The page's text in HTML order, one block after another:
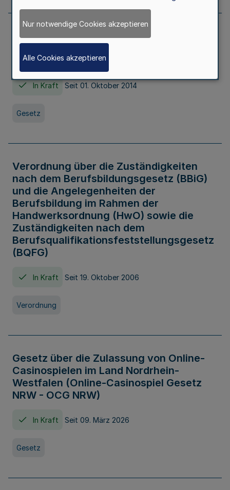
Gesetz über die Hochschulen des Landes
Nordrhein-Westfalen (Hochschulgesetz -
HG)
In Kraft Seit 01. Oktober 2014
Gesetz
Verordnung über die Zuständigkeiten
nach dem Berufsbildungsgesetz (BBiG)
und die Angelegenheiten der
Berufsbildung im Rahmen der
Handwerksordnung (HwO) sowie die
Zuständigkeiten nach dem
Berufsqualifikationsfeststellungsgesetz
(BQFG)
In Kraft Seit 19. Oktober 2006
Verordnung
Gesetz über die Zulassung von Online-
Casinospielen im Land Nordrhein-
Westfalen (Online-Casinospiel Gesetz
NRW - OCG NRW)
In Kraft Seit 09. März 2026
Gesetz
Nur notwendige Cookies akzeptieren
Alle Cookies akzeptieren